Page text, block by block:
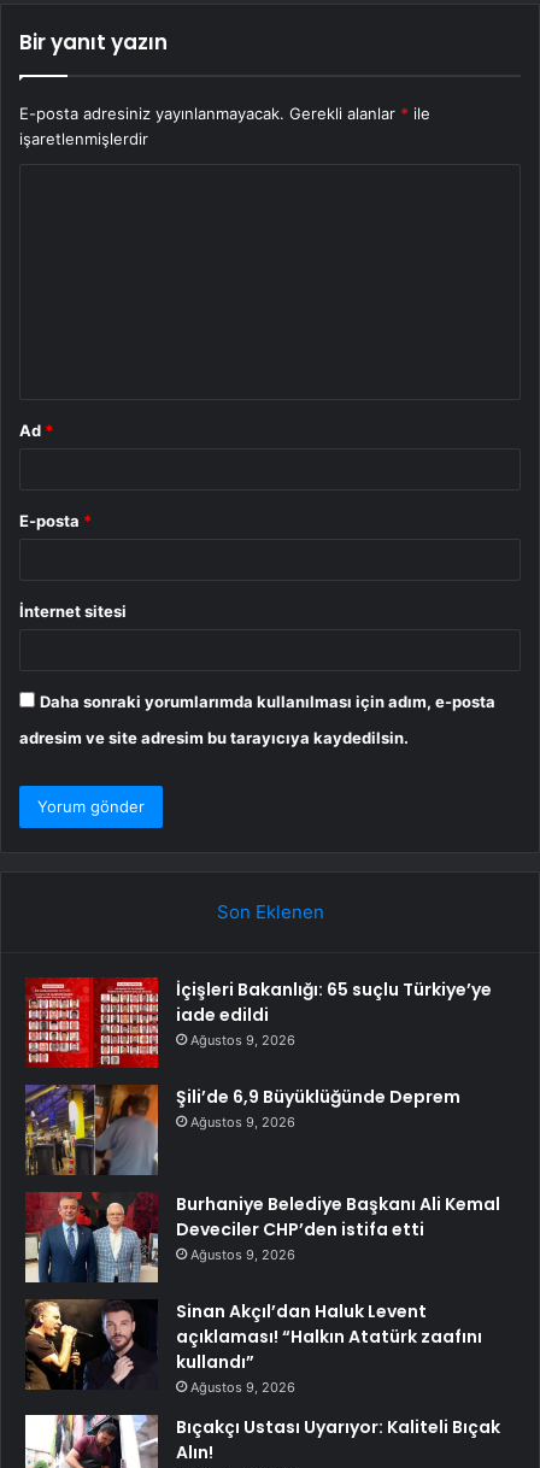
Bir yanıt yazın
E-posta adresiniz yayınlanmayacak. Gerekli alanlar * ile
işaretlenmişlerdir
Ad *
E-posta *
İnternet sitesi
Daha sonraki yorumlarımda kullanılması için adım, e-posta
adresim ve site adresim bu tarayıcıya kaydedilsin.
Son Eklenen
İçişleri Bakanlığı: 65 suçlu Türkiye’ye
iade edildi
Ağustos 9, 2026
Şili’de 6,9 Büyüklüğünde Deprem
Ağustos 9, 2026
Burhaniye Belediye Başkanı Ali Kemal
Deveciler CHP’den istifa etti
Ağustos 9, 2026
Sinan Akçıl’dan Haluk Levent
açıklaması! “Halkın Atatürk zaafını
kullandı”
Ağustos 9, 2026
Bıçakçı Ustası Uyarıyor: Kaliteli Bıçak
Alın!